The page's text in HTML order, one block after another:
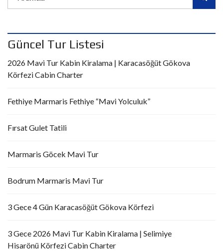
Güncel Tur Listesi
2026 Mavi Tur Kabin Kiralama | Karacasöğüt Gökova
Körfezi Cabin Charter
Fethiye Marmaris Fethiye “Mavi Yolculuk”
Fırsat Gulet Tatili
Marmaris Göcek Mavi Tur
Bodrum Marmaris Mavi Tur
3 Gece 4 Gün Karacasöğüt Gökova Körfezi
3 Gece 2026 Mavi Tur Kabin Kiralama | Selimiye
Hisarönü Körfezi Cabin Charter